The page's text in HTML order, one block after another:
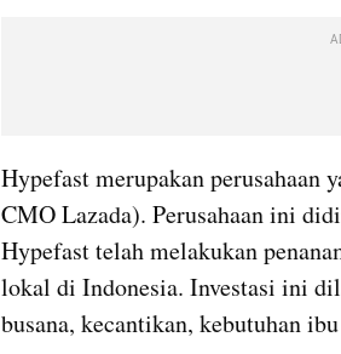
Hypefast merupakan
CMO Lazada). Perusahaan ini
Hypefast telah melakukan
lokal di Indonesia. Investasi ini
busana, kecantikan, kebutuhan